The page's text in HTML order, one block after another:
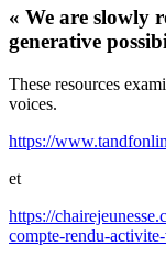
« We are slowly
generative
These resources
voices.
https://
et
https://
compte-rendu-